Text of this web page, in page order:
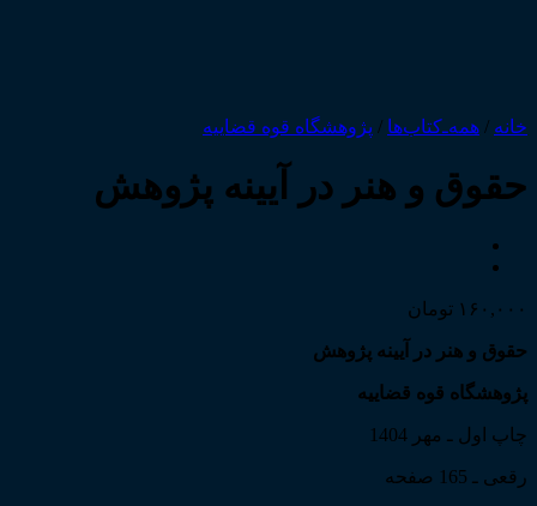
خانه / همه‌ـ‌کتاب‌ها / پژوهشگاه قوه قضاییه
حقوق و هنر در آیینه پژوهش
۱۶۰,۰۰۰ تومان
حقوق و هنر در آیینه پژوهش
پژوهشگاه قوه قضاییه
چاپ اول ـ مهر 1404
رقعی ـ 165 صفحه